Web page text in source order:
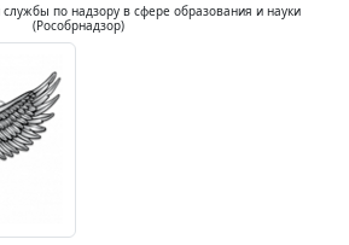
по надзору в сфере образования и науки
(Рособрнадзор)